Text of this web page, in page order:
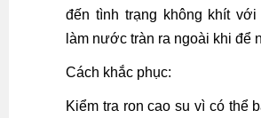
đến tình trạng không khít với
làm nước tràn ra ngoài khi để
Cách khắc phục:
Kiểm tra ron cao su vì có thể